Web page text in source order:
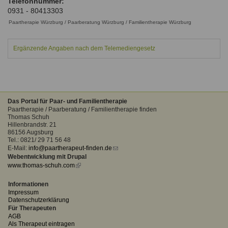
Familienthemen
Seminare und Kurse
Fortbildungen
Ausbildungsinstitute
Fortbildungen
Liste der Fachverbände
Passwort*
vergessen?
Anmelden
Sitemap
Links
Formular zur Registrierung
0931 - 80413303
Paartherapie Würzburg / Paarberatung Würzburg / Familientherapie Würzburg
Ergänzende Angaben nach dem Telemediengesetz
Das Portal für Paar- und Familientherapie
Paartherapie / Paarberatung / Familientherapie finden
Thomas Schuh
Hillenbrandstr. 21
86156 Augsburg
Tel.: 0821/ 29 71 56 48
E-Mail: info@paartherapeut-finden.de (link
Webentwicklung mit Drupal
www.thomas-schuh.com(link
Informationen
Impressum
Datenschutzerklärung
Für Therapeuten
AGB
Als Therapeut eintragen